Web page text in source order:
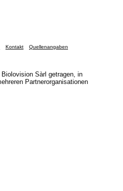
Kontakt Quellenangaben
Sàrl getragen, in
Partnerorganisationen